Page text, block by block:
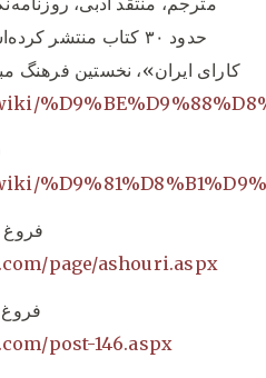
حدود ۳۰ کتاب منتشر
کارای ایران»، نخستین فرهنگ
فروغ
page/ashouri.aspx
post-146.aspx